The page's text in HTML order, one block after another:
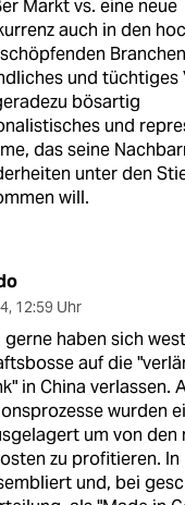
Markt vs. eine neue
auch in den
und tüchtiges
bösartig
und
das seine
unter den
will.
, 12:59 Uhr
gerne haben sich
auf die
in China verlassen.
wurden
um von den
zu profitieren. In
und, bei